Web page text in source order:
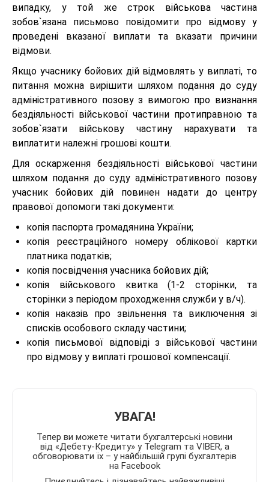
випадку, у той же строк військова частина
зобов`язана письмово повідомити про відмову у
проведені вказаної виплати та вказати причини
відмови.
Якщо учаснику бойових дій відмовлять у виплаті, то
питання можна вирішити шляхом подання до суду
адміністративного позову з вимогою про визнання
бездіяльності військової частини протиправною та
зобов`язати військову частину нарахувати та
виплатити належні грошові кошти.
Для оскарження бездіяльності військової частини
шляхом подання до суду адміністративного позову
учасник бойових дій повинен надати до центру
правової допомоги такі документи:
копія паспорта громадянина України;
копія реєстраційного номеру облікової картки
платника податків;
копія посвідчення учасника бойових дій;
копія військового квитка (1-2 сторінки, та
сторінки з періодом проходження служби у в/ч).
копія наказів про звільнення та виключення зі
списків особового складу частини;
копія письмової відповіді з військової частини
про відмову у виплаті грошової компенсації.
УВАГА!
Тепер ви можете читати бухгалтерські новини
від «Дебету-Кредиту» у Telegram та VIBER, а
обговорювати їх – у найбільшій групі бухгалтерів
на Facebook